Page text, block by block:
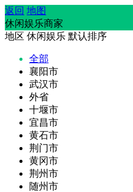
返回 地图
休闲娱乐商家
地区 休闲娱乐 默认排序
全部
襄阳市
武汉市
外省
十堰市
宜昌市
黄石市
荆门市
黄冈市
荆州市
随州市